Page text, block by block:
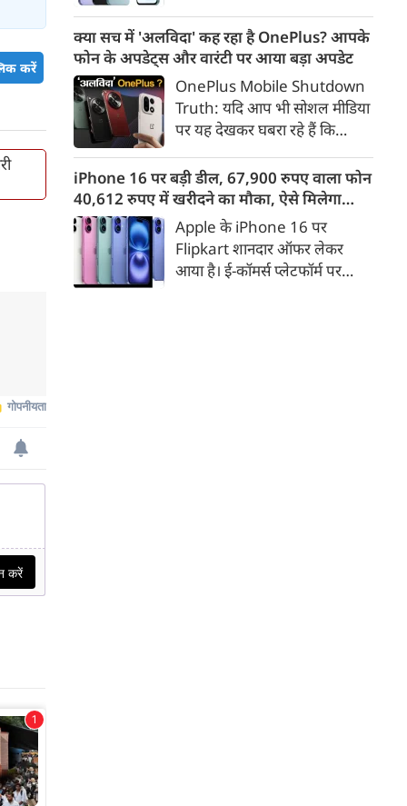
करें
डिस्प्ले, 8,000mAh की बड़ी बैटरी
और Qualcomm Snapdragon
चिपसेट के साथ पेश किया है। फोन में
50MP का मेन कैमरा दिया गया है।
इसके अलावा Redmi Note 17 में
Corning Gorilla Glass 7i
प्रोटेक्शन, IP65 रेटिंग और मजबूत
चेसिस जैसे फीचर्स मिलते हैं।
क्या सच में 'अलविदा' कह रहा है OnePlus? आपके
फोन के अपडेट्स और वारंटी पर आया बड़ा अपडेट
OnePlus Mobile Shutdown
Truth: यदि आप भी सोशल मीडिया
पर यह देखकर घबरा रहे हैं कि
तो थोड़ा ठहरिए! टेक वर्ल्ड में किसी
समय 'फ्लैगशिप किलर' के नाम से
मशहूर इस ब्रांड को लेकर इंटरनेट पर
लगातार कयासबाजी का दौर जारी है।
iPhone 16 पर बड़ी डील, 67,900 रुपए वाला फोन
40,612 रुपए में खरीदने का मौका, ऐसे मिलेगा
डिस्काउंट
Apple के iPhone 16 पर
Flipkart शानदार ऑफर लेकर
आया है। ई-कॉमर्स प्लेटफॉर्म पर